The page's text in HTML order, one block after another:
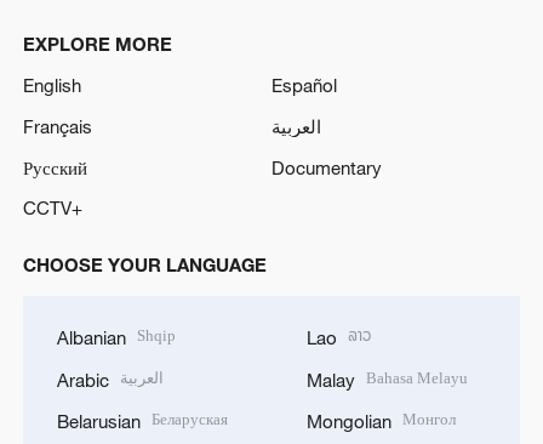
EXPLORE MORE
English
Español
Français
العربية
Русский
Documentary
CCTV+
CHOOSE YOUR LANGUAGE
Albanian Shqip
Arabic العربية
Belarusian Беларуская
Lao ລາວ
Malay Bahasa Melayu
Mongolian Монгол